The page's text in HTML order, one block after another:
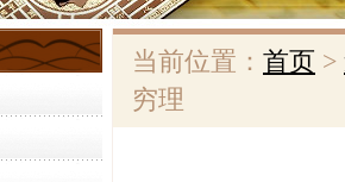
当前位置： 首页 >
穷理